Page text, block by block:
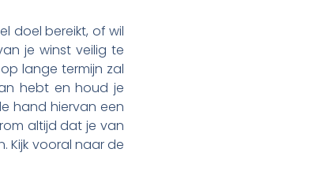
doel bereikt, of wil
je winst veilig te
lange termijn zal
hebt en houd je
hand hiervan een
altijd dat je van
Kijk vooral naar de